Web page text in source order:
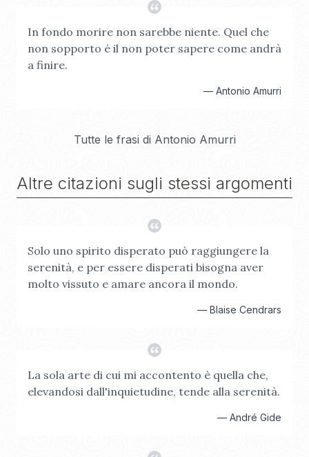
In fondo morire non sarebbe niente. Quel che
non sopporto é il non poter sapere come andrà
a finire.
— Antonio Amurri
Tutte le frasi di Antonio Amurri
Altre citazioni sugli stessi argomenti
Solo uno spirito disperato può raggiungere la
serenità, e per essere disperati bisogna aver
molto vissuto e amare ancora il mondo.
— Blaise Cendrars
La sola arte di cui mi accontento è quella che,
elevandosi dall'inquietudine, tende alla serenità.
— André Gide